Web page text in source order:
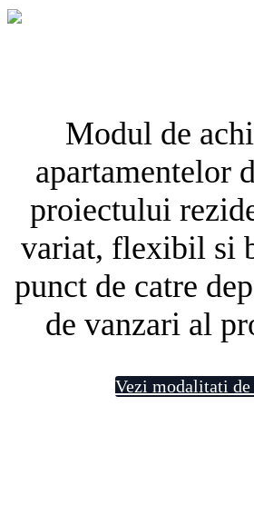
Modul de
apartamentelor
proiectului
variat, flexibil si
punct de catre
de vanzari al
Vezi modalitati de